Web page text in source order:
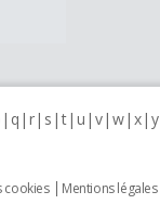
q r s t u v w x y
cookies Mentions légales